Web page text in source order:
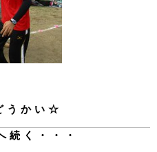
うかい☆
続く・・・